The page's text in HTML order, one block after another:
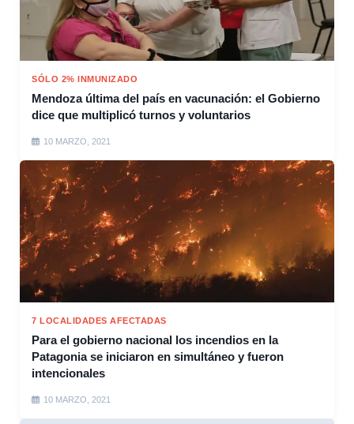
SÓLO 2% INMUNIZADO
Mendoza última del país en vacunación: el Gobierno
dice que multiplicó turnos y voluntarios
10 MARZO, 2021
7 LOCALIDADES AFECTADAS
Para el gobierno nacional los incendios en la
Patagonia se iniciaron en simultáneo y fueron
intencionales
10 MARZO, 2021